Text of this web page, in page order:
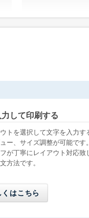
長形4号
長形6号窓付き
して印刷する
トを選択して文字を入力す
ー、サイズ調整が可能です。
が丁寧にレイアウト対応致
方法です。
くはこちら